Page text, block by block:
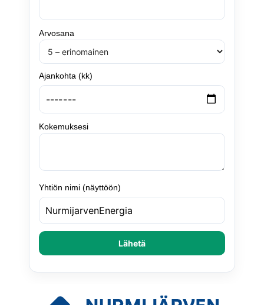
Arvosana
Ajankohta (kk)
Kokemuksesi
Yhtiön nimi (näyttöön)
Lähetä